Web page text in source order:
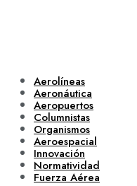
Aerolíneas
Aeronáutica
Aeropuertos
Columnistas
Organismos
Aeroespacial
Innovación
Normatividad
Fuerza Aérea